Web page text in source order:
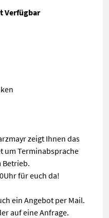
Verfügbar
zeigt Ihnen das
um Terminabsprache
Betrieb.
für euch da!
ein Angebot per Mail.
auf eine Anfrage.